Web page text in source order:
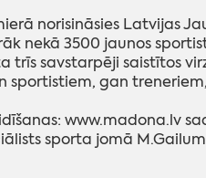
norisināsies Latvijas
nekā 3500 jaunos
savstarpēji saistītos
sportistiem, gan
www.madona.lv
sporta jomā